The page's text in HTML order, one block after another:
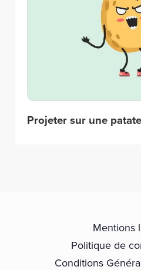
Projeter sur une
Mentions
Politique de
Conditions